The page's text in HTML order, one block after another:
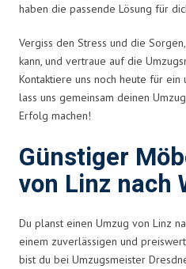
haben die passende Lösung für
Vergiss den Stress und die
kann, und vertraue auf die
Kontaktiere uns noch heute für
lass uns gemeinsam deinen
Erfolg machen!
Günstiger
von Linz nach
Du planst einen Umzug von Linz
einem zuverlässigen und
bist du bei Umzugsmeister